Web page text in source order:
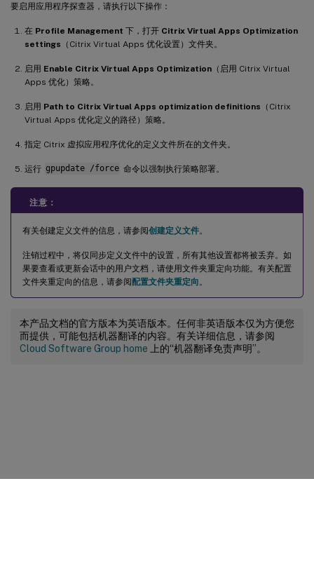
要启用应用程序探查器，请执行以下操作：
在 Profile Management 下，打开 Citrix Virtual Apps Optimization
settings （Citrix Virtual Apps 优化设置）文件夹。
启用 Enable Citrix Virtual Apps Optimization （启用 Citrix Virtual
Apps 优化）策略。
启用 Path to Citrix Virtual Apps optimization definitions （Citrix
Virtual Apps 优化定义的路径）策略。
指定 Citrix 虚拟应用程序优化的定义文件所在的文件夹。
运行 gpupdate /force 命令以强制执行策略部署。
注意：
有关创建定义文件的信息，请参阅创建定义文件。
注销过程中，将仅同步定义文件中的设置，所有其他设置都将被丢弃。如
果要查看或更新会话中的用户文档，请使用文件夹重定向功能。有关配置
文件夹重定向的信息，请参阅配置文件夹重定向 。
本产品文档的官方版本为英语版本。任何非英语版本仅为方便您
而提供，可能包括机器翻译的内容。有关详细信息，请参阅
Cloud Software Group home 上的“机器翻译免责声明”。